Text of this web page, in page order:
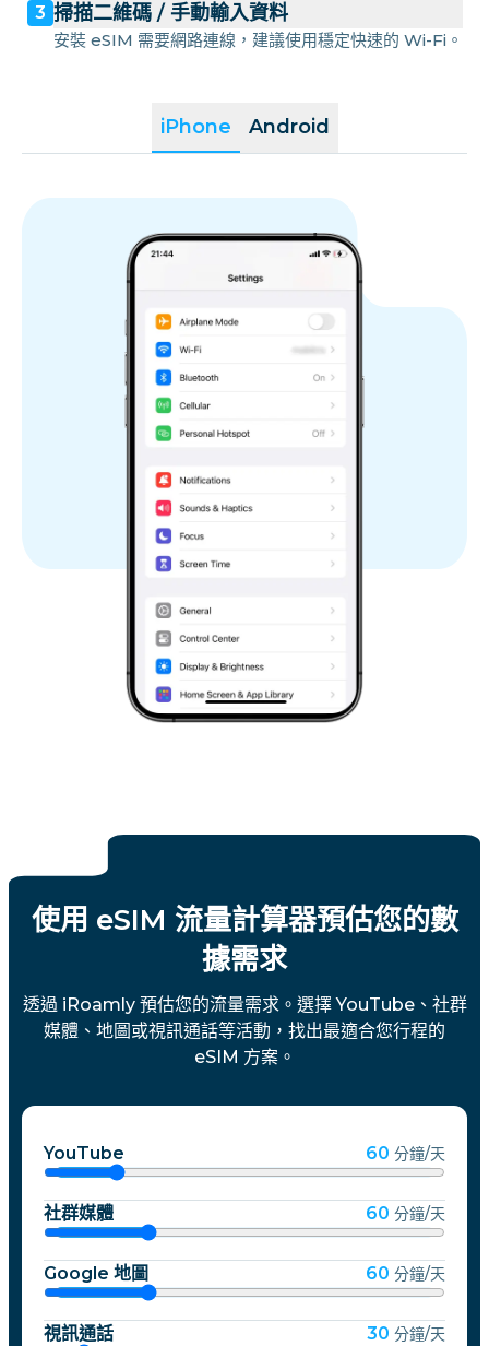
iPhone Android
3 掃描二維碼 / 手動輸入資料
安裝 eSIM 需要網路連線，建議使用穩定快速的 Wi-Fi。
使用 eSIM 流量計算器預估您的數
據需求
透過 iRoamly 預估您的流量需求。選擇 YouTube、社群
媒體、地圖或視訊通話等活動，找出最適合您行程的
eSIM 方案。
YouTube 60 分鐘/天
社群媒體 60 分鐘/天
Google 地圖 60 分鐘/天
視訊通話 30 分鐘/天